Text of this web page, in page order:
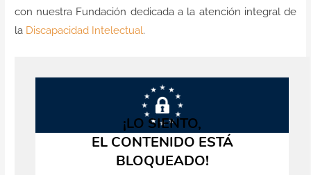
con nuestra Fundación dedicada a la atención integral de
la Discapacidad Intelectual.